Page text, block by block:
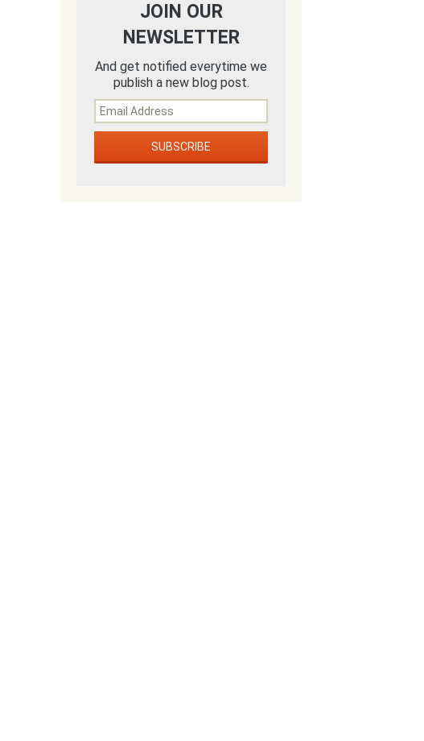
JOIN OUR
NEWSLETTER
And get notified everytime we
publish a new blog post.